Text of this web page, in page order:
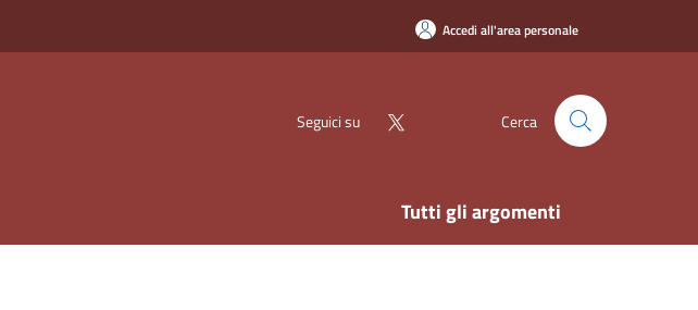
Accedi all'area personale
Seguici su Cerca
Tutti gli argomenti